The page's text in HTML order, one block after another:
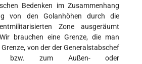
Bedenken im Zusammenhang
von den Golanhöhen durch die
Zone ausgeräumt
brauchen eine Grenze, die man
von der der Generalstabschef
bzw. zum Außen- oder